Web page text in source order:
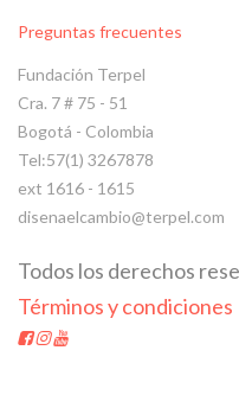
Preguntas frecuentes
Fundación Terpel
Cra. 7 # 75 - 51
Bogotá - Colombia
Tel:57(1) 3267878
ext 1616 - 1615
disenaelcambio@terpel.com
Todos los derechos
Términos y condiciones